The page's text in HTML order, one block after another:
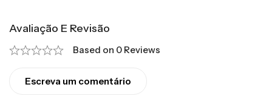
Avaliação E Revisão
Based on 0 Reviews
Escreva um comentário